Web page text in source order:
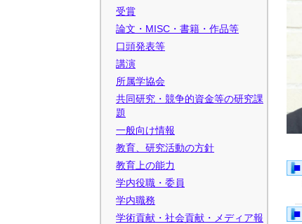
受賞
論文・MISC・書籍・作品等
口頭発表等
講演
所属学協会
共同研究・競争的資金等の研究課
題
一般向け情報
教育、研究活動の方針
教育上の能力
学内役職・委員
学内職務
学術貢献・社会貢献・メディア報
■
■